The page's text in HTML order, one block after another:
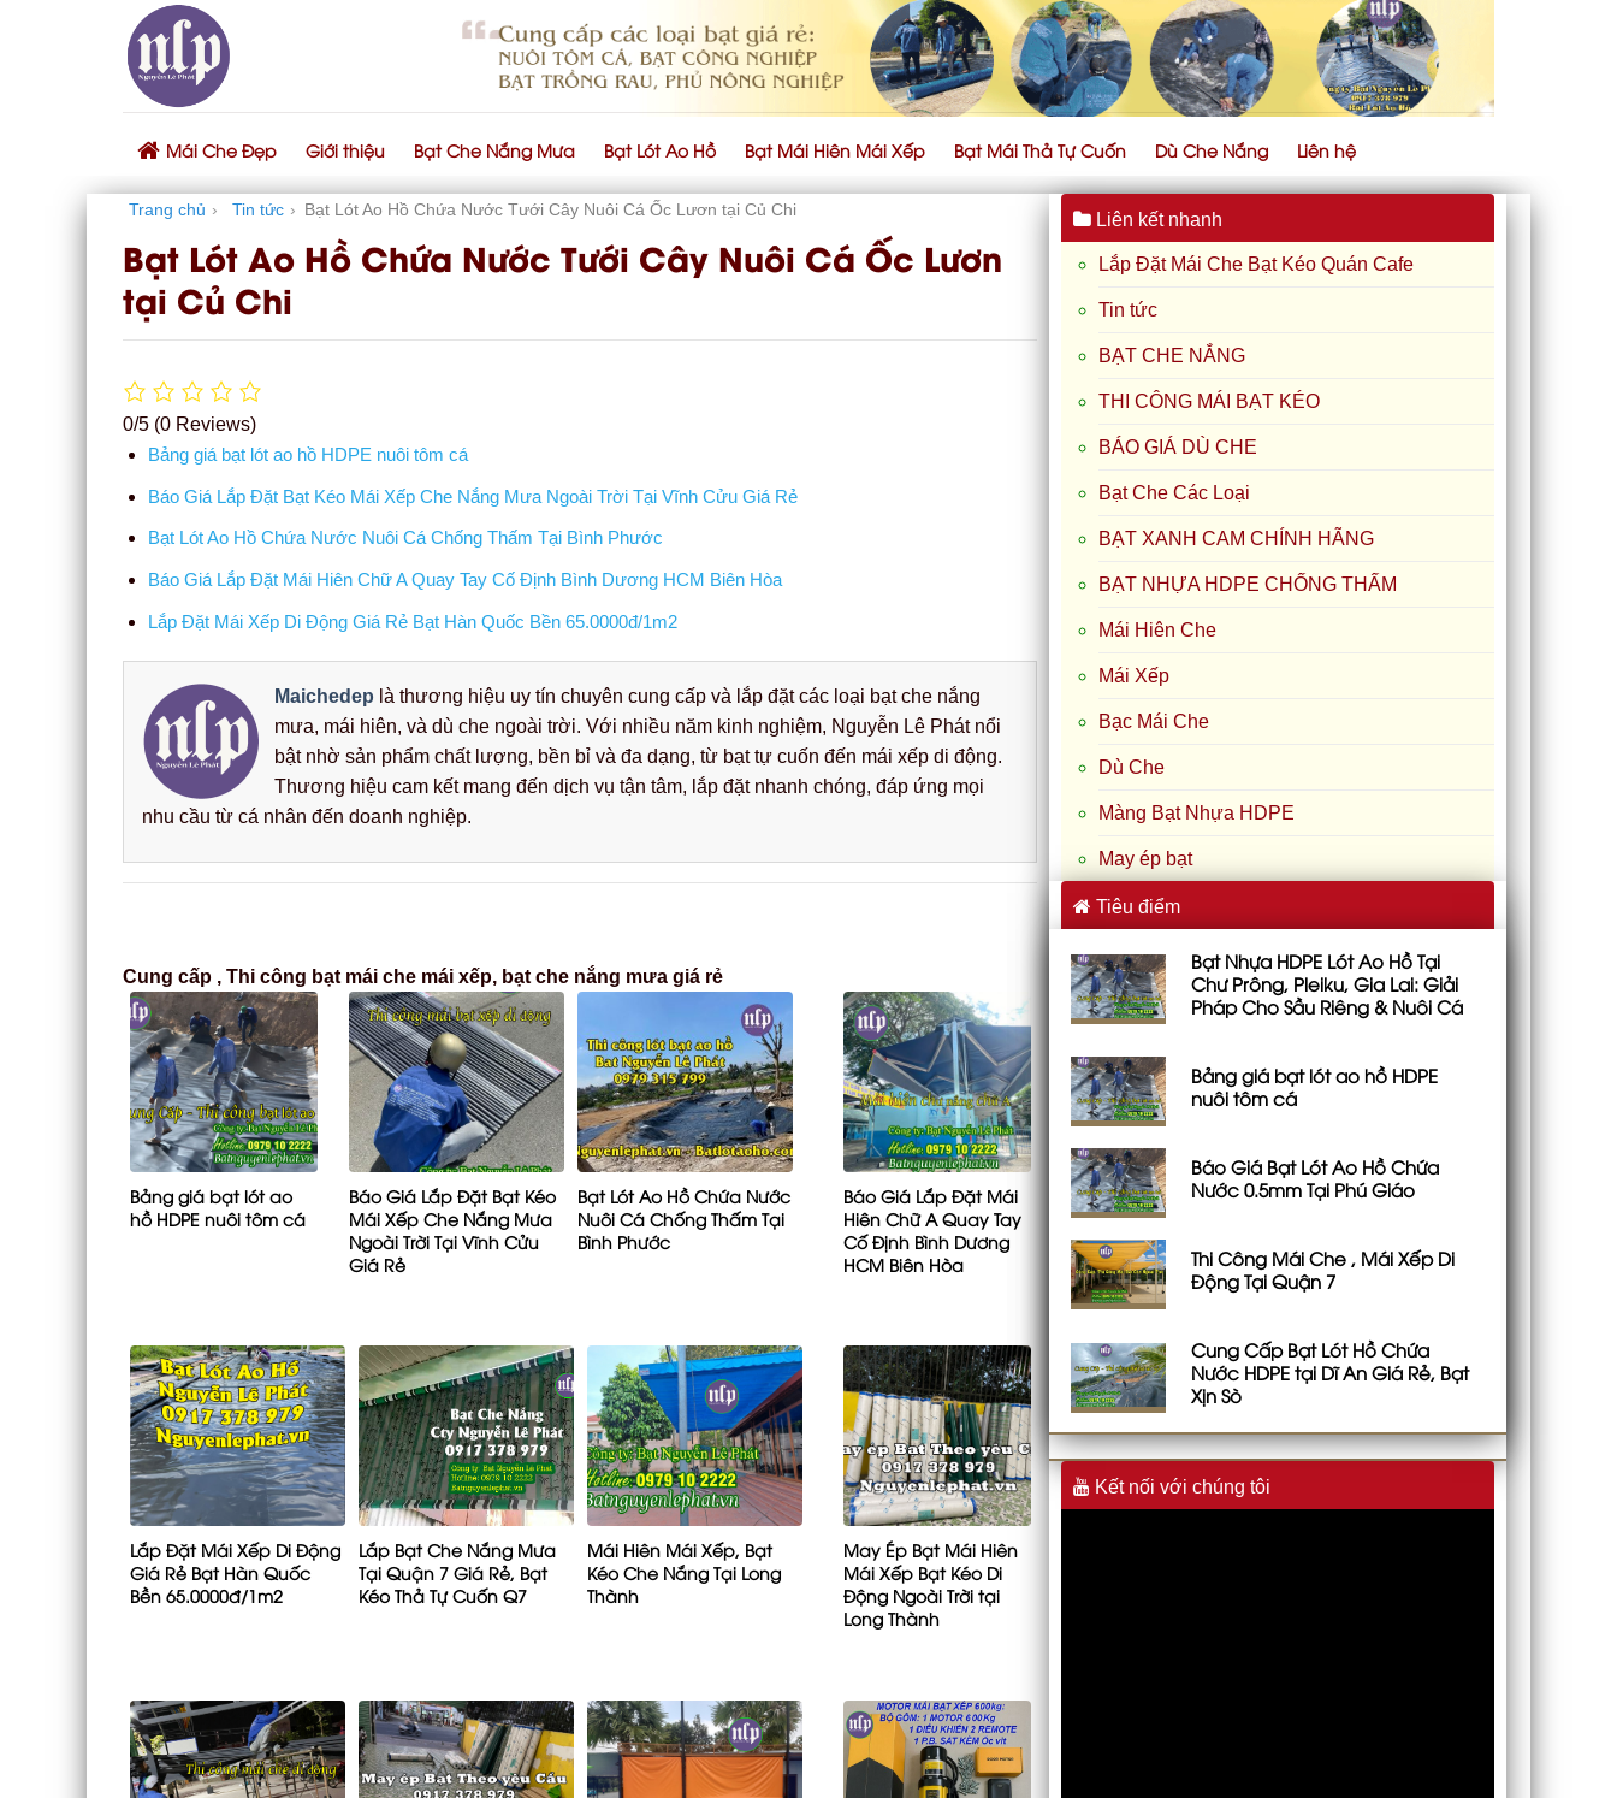
Mái Che Đẹp Giới thiệu Bạt Che Nắng Mưa Bạt Lót Ao Hồ Bạt Mái Hiên Mái Xếp Bạt Mái Thả Tự Cuốn Dù Che Nắng Liên hệ
Trang chủ › Tin tức › Bạt Lót Ao Hồ Chứa Nước Tưới Cây Nuôi Cá Ốc Lươn tại Củ Chi
Bạt Lót Ao Hồ Chứa Nước Tưới Cây Nuôi Cá Ốc Lươn
tại Củ Chi
0/5 (0 Reviews)
Bảng giá bạt lót ao hồ HDPE nuôi tôm cá
Báo Giá Lắp Đặt Bạt Kéo Mái Xếp Che Nắng Mưa Ngoài Trời Tại Vĩnh Cửu Giá Rẻ
Bạt Lót Ao Hồ Chứa Nước Nuôi Cá Chống Thấm Tại Bình Phước
Báo Giá Lắp Đặt Mái Hiên Chữ A Quay Tay Cố Định Bình Dương HCM Biên Hòa
Lắp Đặt Mái Xếp Di Động Giá Rẻ Bạt Hàn Quốc Bền 65.0000đ/1m2
Maichedep là thương hiệu uy tín chuyên cung cấp và lắp đặt các loại bạt che nắng
mưa, mái hiên, và dù che ngoài trời. Với nhiều năm kinh nghiệm, Nguyễn Lê Phát nổi
bật nhờ sản phẩm chất lượng, bền bỉ và đa dạng, từ bạt tự cuốn đến mái xếp di động.
Thương hiệu cam kết mang đến dịch vụ tận tâm, lắp đặt nhanh chóng, đáp ứng mọi
nhu cầu từ cá nhân đến doanh nghiệp.
Cung cấp , Thi công bạt mái che mái xếp, bạt che nắng mưa giá rẻ
Bảng giá bạt lót ao
hồ HDPE nuôi tôm cá
Báo Giá Lắp Đặt Bạt Kéo
Mái Xếp Che Nắng Mưa
Ngoài Trời Tại Vĩnh Cửu
Giá Rẻ
Bạt Lót Ao Hồ Chứa Nước
Nuôi Cá Chống Thấm Tại
Bình Phước
Báo Giá Lắp Đặt Mái
Hiên Chữ A Quay Tay
Cố Định Bình Dương
HCM Biên Hòa
Lắp Đặt Mái Xếp Di Động
Giá Rẻ Bạt Hàn Quốc
Bền 65.0000đ/1m2
Lắp Bạt Che Nắng Mưa
Tại Quận 7 Giá Rẻ, Bạt
Kéo Thả Tự Cuốn Q7
Mái Hiên Mái Xếp, Bạt
Kéo Che Nắng Tại Long
Thành
May Ép Bạt Mái Hiên
Mái Xếp Bạt Kéo Di
Động Ngoài Trời tại
Long Thành
Liên kết nhanh
Lắp Đặt Mái Che Bạt Kéo Quán Cafe
Tin tức
BẠT CHE NẮNG
THI CÔNG MÁI BẠT KÉO
BÁO GIÁ DÙ CHE
Bạt Che Các Loại
BẠT XANH CAM CHÍNH HÃNG
BẠT NHỰA HDPE CHỐNG THẤM
Mái Hiên Che
Mái Xếp
Bạc Mái Che
Dù Che
Màng Bạt Nhựa HDPE
May ép bạt
Tiêu điểm
Bạt Nhựa HDPE Lót Ao Hồ Tại
Chư Prông, Pleiku, Gia Lai: Giải
Pháp Cho Sầu Riêng & Nuôi Cá
Bảng giá bạt lót ao hồ HDPE
nuôi tôm cá
Báo Giá Bạt Lót Ao Hồ Chứa
Nước 0.5mm Tại Phú Giáo
Thi Công Mái Che , Mái Xếp Di
Động Tại Quận 7
Cung Cấp Bạt Lót Hồ Chứa
Nước HDPE tại Dĩ An Giá Rẻ, Bạt
Xịn Sò
Kết nối với chúng tôi